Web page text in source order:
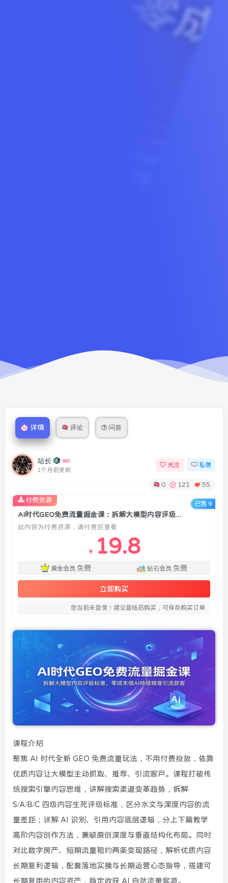
详情 评论 问答
站长
1个月前更新
关注 私信
0 121 55
AI时代GEO免费流量掘金课：拆解大模型内容评级标准，零成本借AI持续精准引流获客
此内容为付费资源，请付费后查看
￥ 19.8
黄金会员 免费 钻石会员 免费
立即购买
您当前未登录！建议登陆后购买，可保存购买订单
付费资源
已售 9
课程介绍
聚焦 AI 时代全新 GEO 免费流量玩法，不用付费投放，依靠
优质内容让大模型主动抓取、推荐、引流客户。课程打破传
统搜索引擎内容思维，讲解搜索渠道变革趋势，拆解
S/A/B/C 四级内容生死评级标准，区分水文与深度内容的流
量差距；详解 AI 识别、引用内容底层逻辑，分上下篇教学
高阶内容创作方法，兼顾原创深度与垂直结构化布局。同时
对比数字房产、短期流量租约两条变现路径，解析优质内容
长期复利逻辑，配套落地实操与长期运营心态指导，搭建可
长期复用的内容资产，稳定收获 AI 自然流量客源。